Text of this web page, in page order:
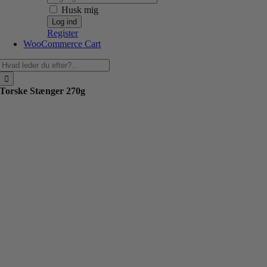
Husk mig
Register
WooCommerce Cart
Torske Stænger 270g